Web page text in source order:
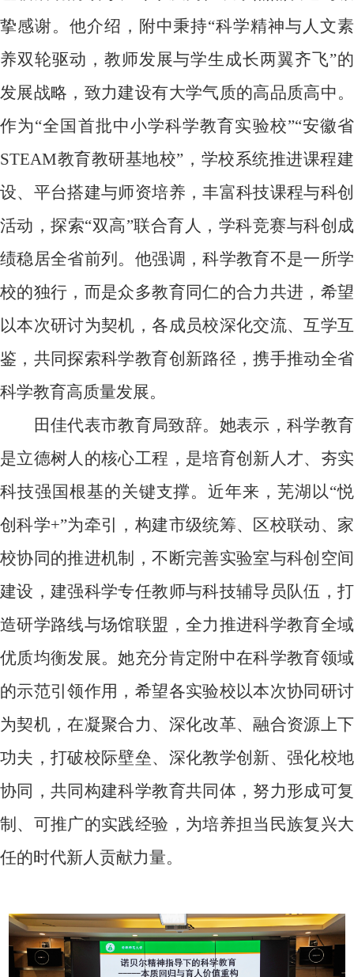
挚感谢。他介绍，附中秉持“科学精神与人文素
养双轮驱动，教师发展与学生成长两翼齐飞”的
发展战略，致力建设有大学气质的高品质高中。
作为“全国首批中小学科学教育实验校”“安徽省
STEAM教育教研基地校”，学校系统推进课程建
设、平台搭建与师资培养，丰富科技课程与科创
活动，探索“双高”联合育人，学科竞赛与科创成
绩稳居全省前列。他强调，科学教育不是一所学
校的独行，而是众多教育同仁的合力共进，希望
以本次研讨为契机，各成员校深化交流、互学互
鉴，共同探索科学教育创新路径，携手推动全省
科学教育高质量发展。
田佳代表市教育局致辞。她表示，科学教育
是立德树人的核心工程，是培育创新人才、夯实
科技强国根基的关键支撑。近年来，芜湖以“悦
创科学+”为牵引，构建市级统筹、区校联动、家
校协同的推进机制，不断完善实验室与科创空间
建设，建强科学专任教师与科技辅导员队伍，打
造研学路线与场馆联盟，全力推进科学教育全域
优质均衡发展。她充分肯定附中在科学教育领域
的示范引领作用，希望各实验校以本次协同研讨
为契机，在凝聚合力、深化改革、融合资源上下
功夫，打破校际壁垒、深化教学创新、强化校地
协同，共同构建科学教育共同体，努力形成可复
制、可推广的实践经验，为培养担当民族复兴大
任的时代新人贡献力量。